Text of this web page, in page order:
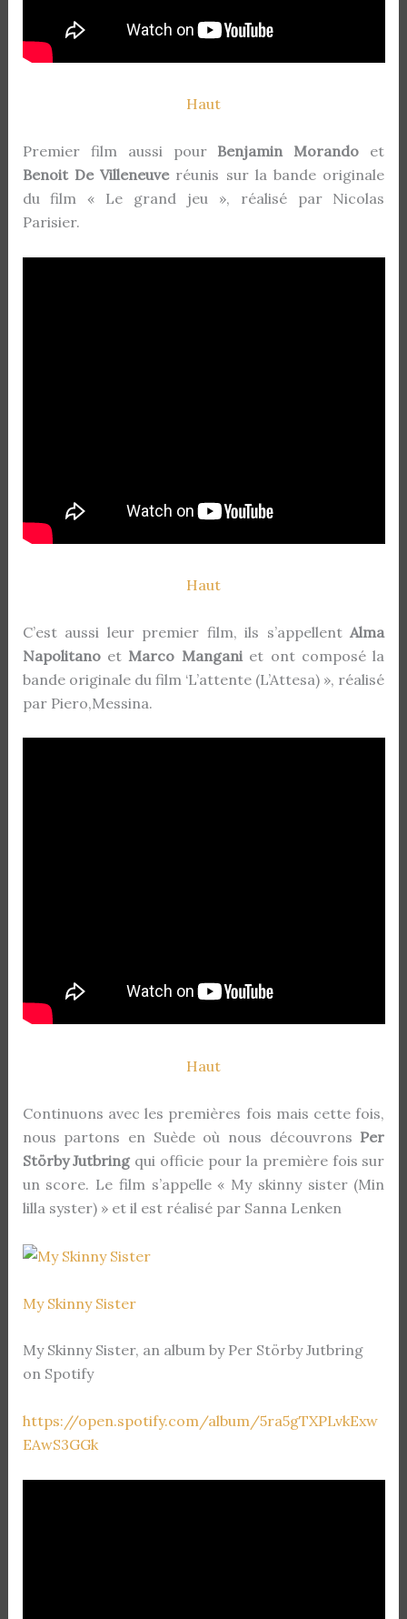
Haut
Premier film aussi pour Benjamin Morando et
Benoit De Villeneuveréunis sur la bande originale
du film « Le grand jeu », réalisé par Nicolas
Parisier.
Haut
C’est aussi leur premier film, ils s’appellentAlma
Napolitanoet Marco Mangani et ont composé la
bande originale du film ‘L’attente (L’Attesa) », réalisé
par Piero,Messina.
Haut
Continuons avec les premières fois mais cette fois,
nous partons en Suède où nous découvrons Per
Störby Jutbringqui officie pour la première fois sur
un score. Le film s’appelle « My skinny sister (Min
lilla syster) » et il est réalisé par Sanna Lenken
My Skinny Sister
My Skinny Sister, an album by Per Störby Jutbring
on Spotify
https://open.spotify.com/album/5ra5gTXPLvkExw
EAwS3GGk